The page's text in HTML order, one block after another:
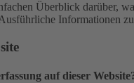
Überblick darüber,
Informationen
auf dieser